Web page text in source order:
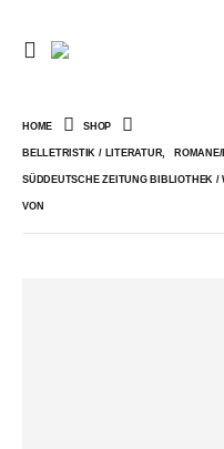
HOME SHOP
BELLETRISTIK / LITERATUR,
SÜDDEUTSCHE ZEITUNG BIBLIOTHEK /
VON